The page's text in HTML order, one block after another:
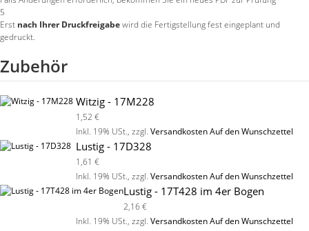
5
Erst nach Ihrer Druckfreigabewird die Fertigstellung fest eingeplant und
gedruckt.
Zubehör
Witzig - 17M228
1,52 €
Inkl. 19% USt., zzgl. VersandkostenAuf den Wunschzettel
Lustig - 17D328
1,61 €
Inkl. 19% USt., zzgl. VersandkostenAuf den Wunschzettel
Lustig - 17T428 im 4er Bogen
2,16 €
Inkl. 19% USt., zzgl. VersandkostenAuf den Wunschzettel